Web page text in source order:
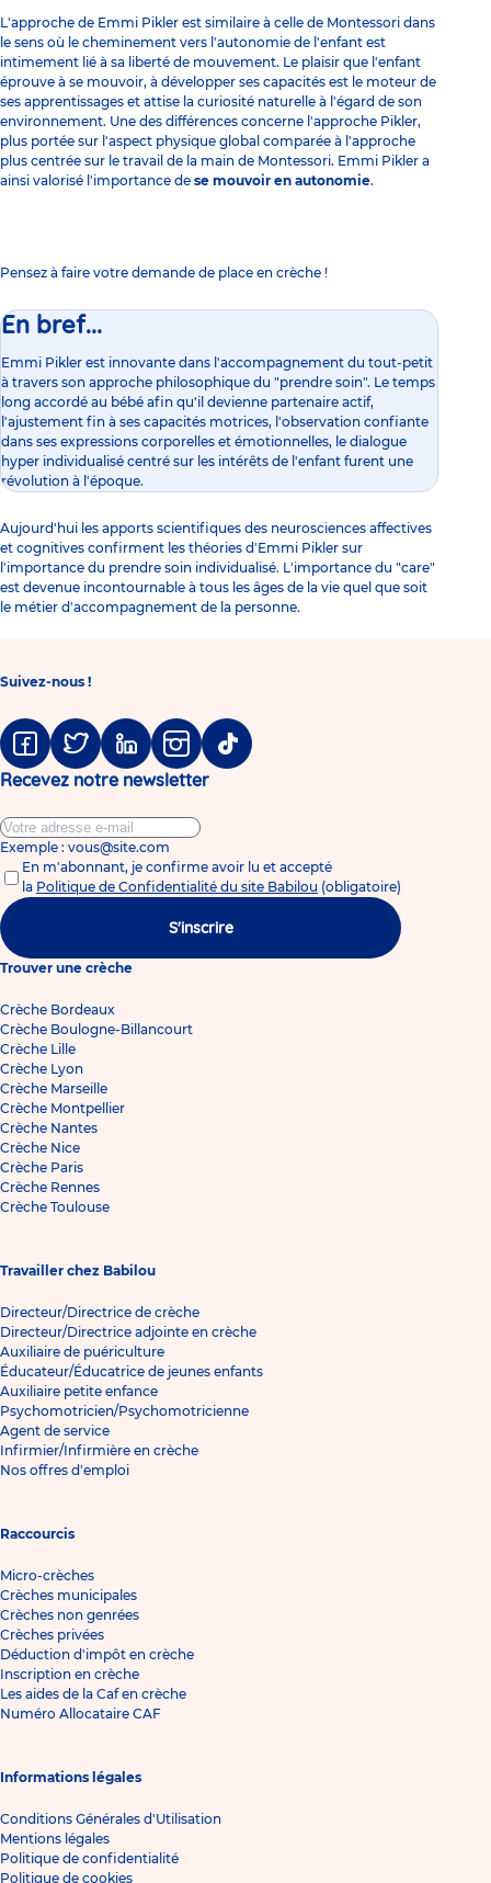
L'approche de Emmi Pikler est similaire à celle de Montessori dans
le sens où le cheminement vers l'autonomie de l'enfant est
intimement lié à sa liberté de mouvement. Le plaisir que l'enfant
éprouve à se mouvoir, à développer ses capacités est le moteur de
ses apprentissages et attise la curiosité naturelle à l'égard de son
environnement. Une des différences concerne l'approche Pikler,
plus portée sur l'aspect physique global comparée à l'approche
plus centrée sur le travail de la main de Montessori. Emmi Pikler a
ainsi valorisé l'importance de se mouvoir en autonomie.
Pensez à faire votre demande de place en crèche !
En bref...
Emmi Pikler est innovante dans l'accompagnement du tout-petit
à travers son approche philosophique du "prendre soin". Le temps
long accordé au bébé afin qu'il devienne partenaire actif,
l'ajustement fin à ses capacités motrices, l'observation confiante
dans ses expressions corporelles et émotionnelles, le dialogue
hyper individualisé centré sur les intérêts de l'enfant furent une
révolution à l'époque.
Aujourd'hui les apports scientifiques des neurosciences affectives
et cognitives confirment les théories d'Emmi Pikler sur
l'importance du prendre soin individualisé. L'importance du "care"
est devenue incontournable à tous les âges de la vie quel que soit
le métier d'accompagnement de la personne.
Suivez-nous !
FacebookTwitter LinkedinInstagramTiktok
Recevez notre newsletter
Exemple : vous@site.com
En m'abonnant, je confirme avoir lu et accepté
la Politique de Confidentialité du site Babilou (obligatoire)
S'inscrire
Trouver une crèche
Crèche Bordeaux
Crèche Boulogne-Billancourt
Crèche Lille
Crèche Lyon
Crèche Marseille
Crèche Montpellier
Crèche Nantes
Crèche Nice
Crèche Paris
Crèche Rennes
Crèche Toulouse
Travailler chez Babilou
Directeur/Directrice de crèche
Directeur/Directrice adjointe en crèche
Auxiliaire de puériculture
Éducateur/Éducatrice de jeunes enfants
Auxiliaire petite enfance
Psychomotricien/Psychomotricienne
Agent de service
Infirmier/Infirmière en crèche
Nos offres d'emploi
Raccourcis
Micro-crèches
Crèches municipales
Crèches non genrées
Crèches privées
Déduction d'impôt en crèche
Inscription en crèche
Les aides de la Caf en crèche
Numéro Allocataire CAF
Informations légales
Conditions Générales d'Utilisation
Mentions légales
Politique de confidentialité
Politique de cookies